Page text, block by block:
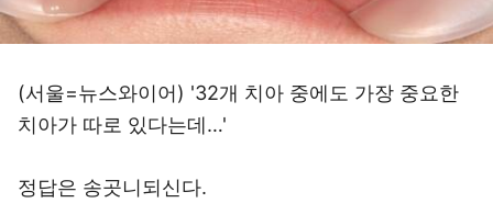
(서울=뉴스와이어) '32개 치아 중에도 가장 중요한
치아가 따로 있다는데…'
정답은 송곳니되신다.